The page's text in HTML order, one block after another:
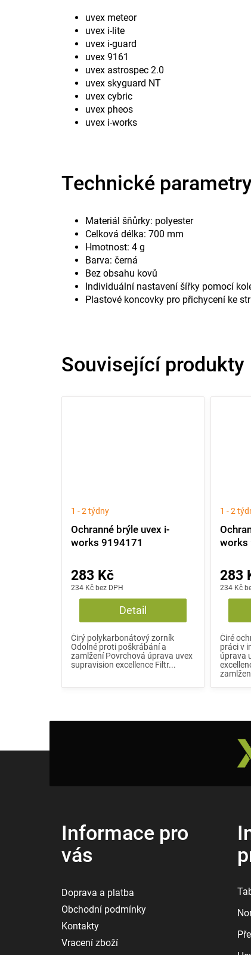
Související produkty
Ochranné brýle uvex i-
works 9194171
1 - 2 týdny
234 Kč bez DPH
283 Kč
Detail
Čirý polykarbonátový zorník
Odolné proti poškrábání a
zamlžení Povrchová úprava uvex
supravision excellence Filtr...
works
1 - 2
234 Kč
283
Čiré
práci v
úprava
uvex meteor
uvex i-lite
uvex i-guard
uvex 9161
uvex astrospec 2.0
uvex skyguard NT
uvex cybric
uvex pheos
uvex i-works
Technické
Materiál šňůrky: polyester
Celková délka: 700 mm
Hmotnost: 4 g
Barva: černá
Bez obsahu kovů
Individuální nastavení šířky pomocí
Plastové koncovky pro přichycení ke
Informace pro
vás
Doprava a platba
Obchodní podmínky
Kontakty
Vracení zboží